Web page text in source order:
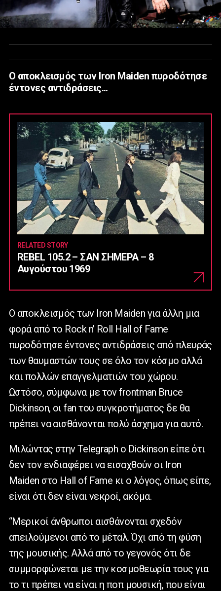
Ο αποκλεισμός των Iron Maiden πυροδότησε
έντονες αντιδράσεις...
RELATED STORY
REBEL 105.2 – ΣΑΝ ΣΗΜΕΡΑ – 8
Αυγούστου 1969
Ο αποκλεισμός των Iron Maiden για άλλη μια
φορά από το Rock n’ Roll Hall of Fame
πυροδότησε έντονες αντιδράσεις από πλευράς
των θαυμαστών τους σε όλο τον κόσμο αλλά
και πολλών επαγγελματιών του χώρου.
Ωστόσο, σύμφωνα με τον frontman Bruce
Dickinson, οι fan του συγκροτήματος δε θα
πρέπει να αισθάνονται πολύ άσχημα για αυτό.
Μιλώντας στην Telegraph o Dickinson είπε ότι
δεν τον ενδιαφέρει να εισαχθούν οι Iron
Maiden στο Hall of Fame κι ο λόγος, όπως είπε,
είναι ότι δεν είναι νεκροί, ακόμα.
“Μερικοί άνθρωποι αισθάνονται σχεδόν
απειλούμενοι από το μέταλ. Όχι από τη φύση
της μουσικής. Αλλά από το γεγονός ότι δε
συμμορφώνεται με την κοσμοθεωρία τους για
το τι πρέπει να είναι η ποπ μουσική, που είναι